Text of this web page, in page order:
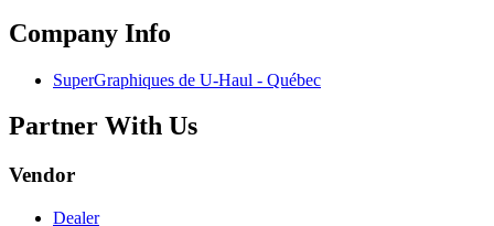
Company Info
SuperGraphiques de U-Haul - Québec
Partner With Us
Vendor
Dealer